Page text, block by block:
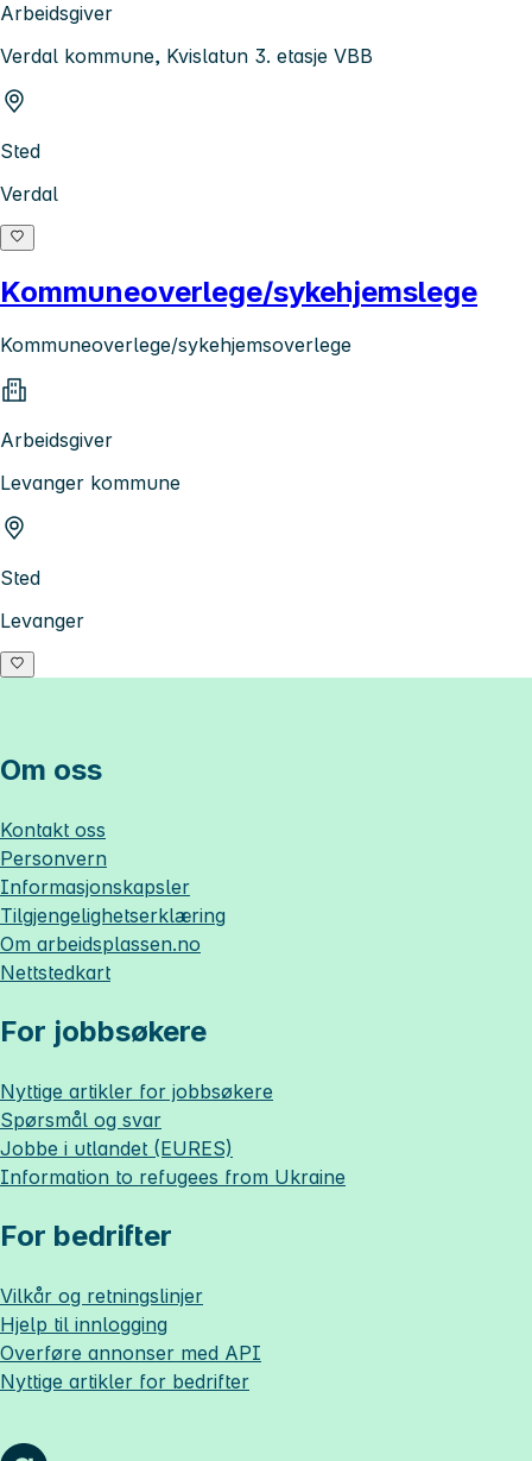
Arbeidsgiver
Verdal kommune, Kvislatun 3. etasje VBB
Sted
Verdal
Kommuneoverlege/sykehjemslege
Kommuneoverlege/sykehjemsoverlege
Arbeidsgiver
Levanger kommune
Sted
Levanger
Om oss
Kontakt oss
Personvern
Informasjonskapsler
Tilgjengelighetserklæring
Om arbeidsplassen.no
Nettstedkart
For jobbsøkere
Nyttige artikler for jobbsøkere
Spørsmål og svar
Jobbe i utlandet (EURES)
Information to refugees from Ukraine
For bedrifter
Vilkår og retningslinjer
Hjelp til innlogging
Overføre annonser med API
Nyttige artikler for bedrifter